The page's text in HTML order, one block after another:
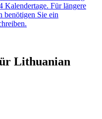
Kalendertage. Für längere
benötigen Sie ein
Lithuanian